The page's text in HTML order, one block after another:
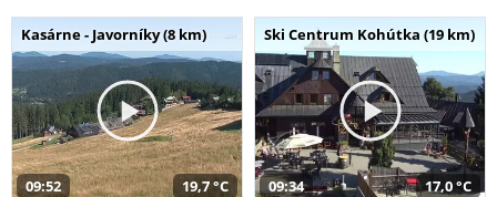
Kasárne - Javorníky (8 km)
09:52 19,7 °C
Ski Centrum Kohútka (19 km)
09:34 17,0 °C